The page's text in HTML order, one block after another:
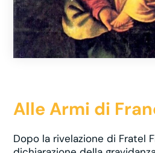
Alle Armi di
Dopo la rivelazione di Fratel